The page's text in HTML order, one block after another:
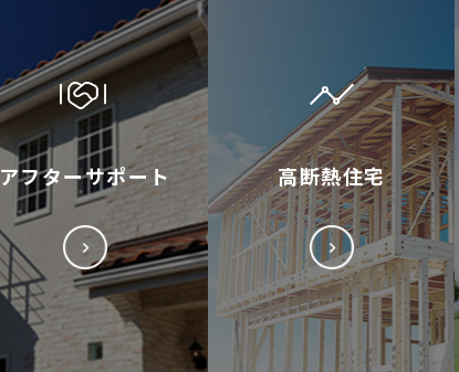
アフターサポート 高断熱住宅